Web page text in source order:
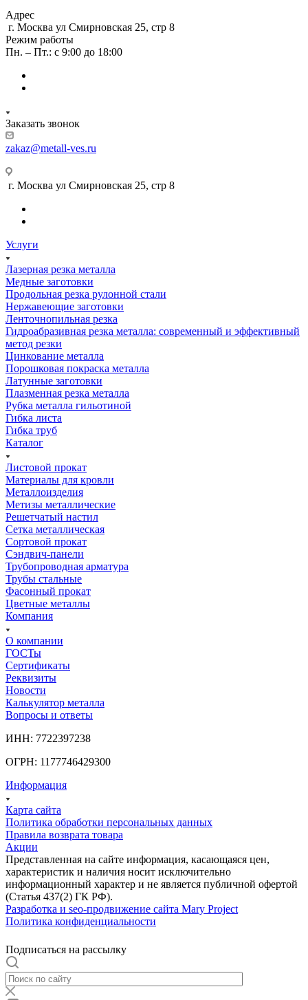
Адрес
г. Москва ул Смирновская 25, стр 8
Режим работы
Пн. – Пт.: с 9:00 до 18:00
Заказать звонок
zakaz@metall-ves.ru
г. Москва ул Смирновская 25, стр 8
Услуги
Лазерная резка металла
Медные заготовки
Продольная резка рулонной стали
Нержавеющие заготовки
Ленточнопильная резка
Гидроабразивная резка металла: современный и эффективный
метод резки
Цинкование металла
Порошковая покраска металла
Латунные заготовки
Плазменная резка металла
Рубка металла гильотиной
Гибка листа
Гибка труб
Каталог
Листовой прокат
Материалы для кровли
Металлоизделия
Метизы металлические
Решетчатый настил
Сетка металлическая
Сортовой прокат
Сэндвич-панели
Трубопроводная арматура
Трубы стальные
Фасонный прокат
Цветные металлы
Компания
О компании
ГОСТы
Сертификаты
Реквизиты
Новости
Калькулятор металла
Вопросы и ответы
ИНН: 7722397238
ОГРН: 1177746429300
Информация
Карта сайта
Политика обработки персональных данных
Правила возврата товара
Акции
Представленная на сайте информация, касающаяся цен,
характеристик и наличия носит исключительно
информационный характер и не является публичной офертой
(Статья 437(2) ГК РФ).
Разработка и seo-продвижение сайта Mary Project
Политика конфиденциальности
Подписаться на рассылку